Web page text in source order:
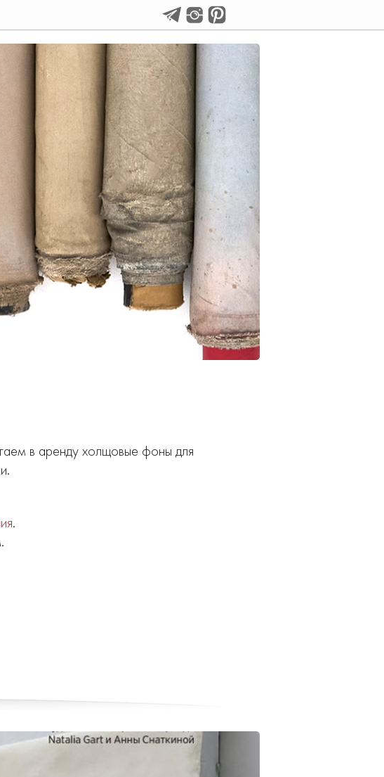
в аренду холщовые фоны для
.